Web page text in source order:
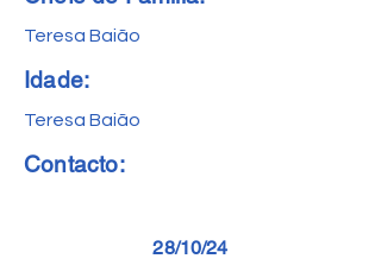
Teresa Baião
Idade:
Teresa Baião
Contacto:
28/10/24